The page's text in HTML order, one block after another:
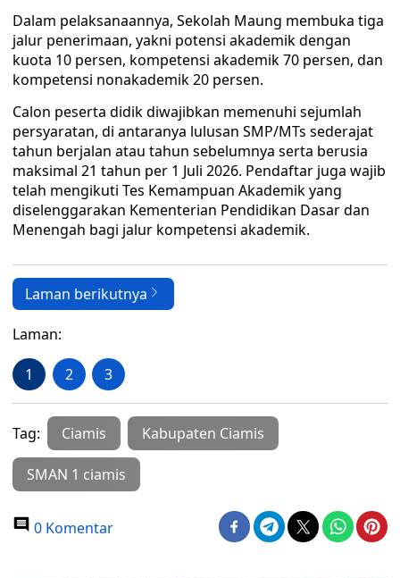
Dalam pelaksanaannya, Sekolah Maung membuka tiga
jalur penerimaan, yakni potensi akademik dengan
kuota 10 persen, kompetensi akademik 70 persen, dan
kompetensi nonakademik 20 persen.
Calon peserta didik diwajibkan memenuhi sejumlah
persyaratan, di antaranya lulusan SMP/MTs sederajat
tahun berjalan atau tahun sebelumnya serta berusia
maksimal 21 tahun per 1 Juli 2026. Pendaftar juga wajib
telah mengikuti Tes Kemampuan Akademik yang
diselenggarakan Kementerian Pendidikan Dasar dan
Menengah bagi jalur kompetensi akademik.
Laman berikutnya
Laman:
1 2 3
Tag: Ciamis Kabupaten Ciamis
SMAN 1 ciamis
0 Komentar